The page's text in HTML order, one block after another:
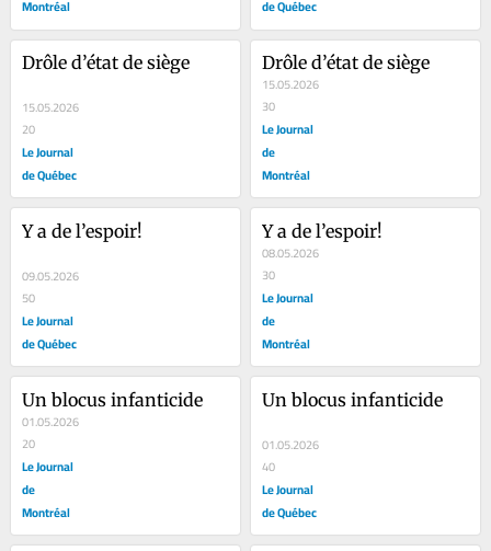
Montréal de Québec
Drôle d’état de siège
15.05.2026
20
Le Journal
de Québec
Drôle d’état de siège
15.05.2026
30
Le Journal
de
Montréal
Y a de l’espoir!
09.05.2026
50
Le Journal
de Québec
Y a de l’espoir!
08.05.2026
30
Le Journal
de
Montréal
Un blocus infanticide
01.05.2026
20
Le Journal
de
Montréal
Un blocus infanticide
01.05.2026
40
Le Journal
de Québec